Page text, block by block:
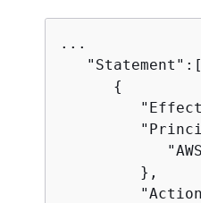
...
   "Statement":[
{
         },